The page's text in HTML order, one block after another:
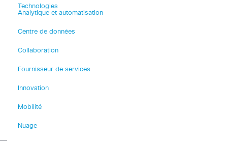
Technologies
Analytique et automatisation
Centre de données
Collaboration
Fournisseur de services
Innovation
Mobilité
Nuage